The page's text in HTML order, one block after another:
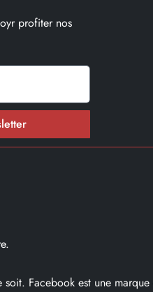
profiter nos
Facebook est une marque